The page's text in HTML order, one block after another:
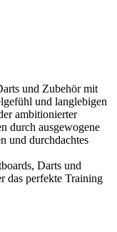
und Zubehör mit
und langlebigen
ambitionierter
durch ausgewogene
und durchdachtes
Darts und
das perfekte Training